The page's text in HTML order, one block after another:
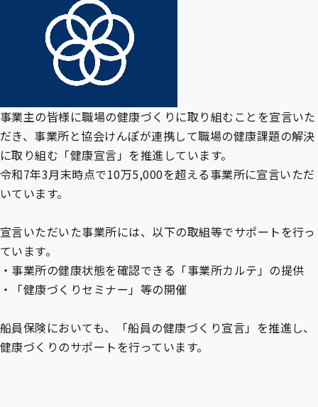
事業主の皆様に職場の健康づくりに取り組むことを宣言いた
だき、事業所と協会けんぽが連携して職場の健康課題の解決
に取り組む「健康宣言」を推進しています。
令和7年3月末時点で10万5,000を超える事業所に宣言いただ
いています。
宣言いただいた事業所には、以下の取組等でサポートを行っ
ています。
・事業所の健康状態を確認できる「事業所カルテ」の提供
・「健康づくりセミナー」等の開催
船員保険においても、「船員の健康づくり宣言」を推進し、
健康づくりのサポートを行っています。